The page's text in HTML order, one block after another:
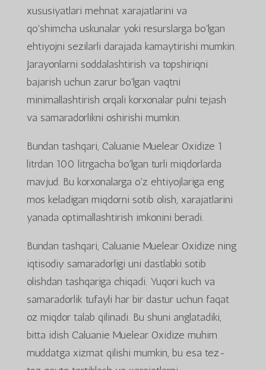
xususiyatlari mehnat xarajatlarini va
qo'shimcha uskunalar yoki resurslarga bo'lgan
ehtiyojni sezilarli darajada kamaytirishi mumkin.
Jarayonlarni soddalashtirish va topshiriqni
bajarish uchun zarur bo'lgan vaqtni
minimallashtirish orqali korxonalar pulni tejash
va samaradorlikni oshirishi mumkin.
Bundan tashqari, Caluanie Muelear Oxidize 1
litrdan 100 litrgacha bo'lgan turli miqdorlarda
mavjud. Bu korxonalarga o'z ehtiyojlariga eng
mos keladigan miqdorni sotib olish, xarajatlarini
yanada optimallashtirish imkonini beradi.
Bundan tashqari, Caluanie Muelear Oxidize ning
iqtisodiy samaradorligi uni dastlabki sotib
olishdan tashqariga chiqadi. Yuqori kuch va
samaradorlik tufayli har bir dastur uchun faqat
oz miqdor talab qilinadi. Bu shuni anglatadiki,
bitta idish Caluanie Muelear Oxidize muhim
muddatga xizmat qilishi mumkin, bu esa tez-